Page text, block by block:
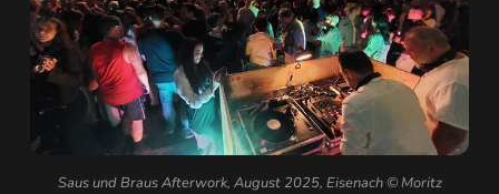
Saus und Braus Afterwork, August 2025, Eisenach © Moritz